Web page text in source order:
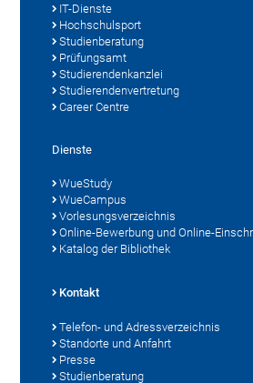
IT-Dienste
Hochschulsport
Studienberatung
Prüfungsamt
Studierendenkanzlei
Studierendenvertretung
Career Centre
Dienste
WueStudy
WueCampus
Vorlesungsverzeichnis
Online-Bewerbung und Online-
Katalog der Bibliothek
Kontakt
Telefon- und Adressverzeichnis
Standorte und Anfahrt
Presse
Studienberatung